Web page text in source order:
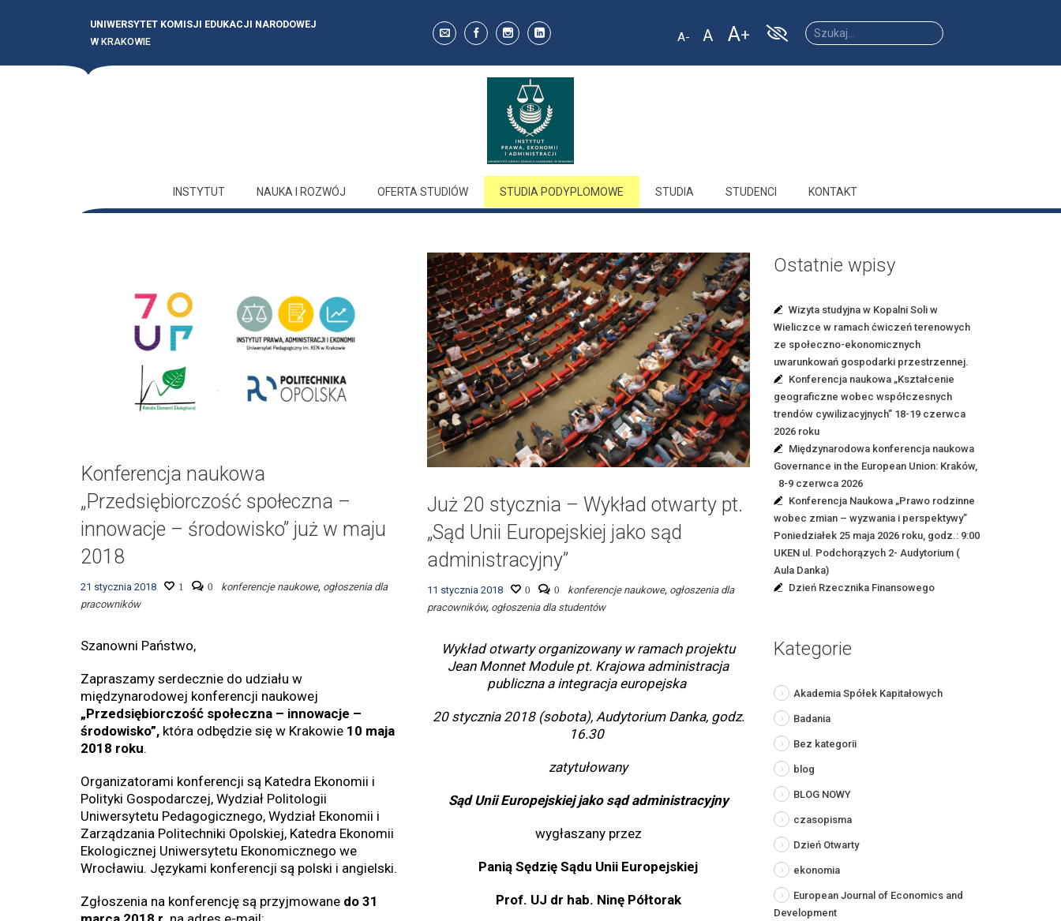
UNIWERSYTET KOMISJI EDUKACJI NARODOWEJ
W KRAKOWIE
A
font size.
A
font
A
Increase
font
INSTYTUT NAUKA I ROZWÓJ OFERTA STUDIÓW STUDIA PODYPLOMOWE STUDIA STUDENCI KONTAKT
Konferencja naukowa
„Przedsiębiorczość społeczna –
innowacje – środowisko” już w maju
2018
21 stycznia 2018 1 0 konferencje naukowe, ogłoszenia dla
pracowników
Szanowni Państwo,
Zapraszamy serdecznie do udziału w
międzynarodowej konferencji naukowej
„Przedsiębiorczość społeczna – innowacje –
środowisko”, która odbędzie się w Krakowie 10 maja
2018 roku.
Organizatorami konferencji są Katedra Ekonomii i
Polityki Gospodarczej, Wydział Politologii
Uniwersytetu Pedagogicznego, Wydział Ekonomii i
Zarządzania Politechniki Opolskiej, Katedra Ekonomii
Ekologicznej Uniwersytetu Ekonomicznego we
Wrocławiu. Językami konferencji są polski i angielski.
Zgłoszenia na konferencję są przyjmowane do 31
Już 20 stycznia – Wykład otwarty pt.
„Sąd Unii Europejskiej jako sąd
administracyjny”
11 stycznia 2018 0 0 konferencje naukowe, ogłoszenia dla
pracowników, ogłoszenia dla studentów
Wykład otwarty organizowany w ramach projektu
Jean Monnet Module pt. Krajowa administracja
publiczna a integracja europejska
20 stycznia 2018 (sobota), Audytorium Danka, godz.
16.30
zatytułowany
Sąd Unii Europejskiej jako sąd administracyjny
wygłaszany przez
Panią Sędzię Sądu Unii Europejskiej
Prof. UJ dr hab. Ninę Półtorak
Ostatnie wpisy
Wizyta studyjna w Kopalni Soli w
Wieliczce w ramach ćwiczeń terenowych
ze społeczno-ekonomicznych
uwarunkowań gospodarki przestrzennej.
Konferencja naukowa „Kształcenie
geograficzne wobec współczesnych
trendów cywilizacyjnych” 18-19 czerwca
2026 roku
Międzynarodowa konferencja naukowa
Governance in the European Union: Kraków,
8-9 czerwca 2026
Konferencja Naukowa „Prawo rodzinne
wobec zmian – wyzwania i perspektywy”
Poniedziałek 25 maja 2026 roku, godz.: 9:00
UKEN ul. Podchorązych 2- Audytorium (
Aula Danka)
Dzień Rzecznika Finansowego
Kategorie
Akademia Spółek Kapitałowych
Badania
Bez kategorii
blog
BLOG NOWY
czasopisma
Dzień Otwarty
ekonomia
European Journal of Economics and
Development